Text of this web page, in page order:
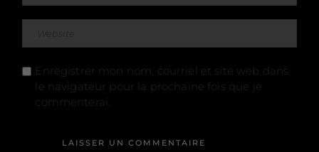
Enregistrer mon nom, courriel et site web dans
le navigateur pour la prochaine fois que je
commenterai.
LAISSER UN COMMENTAIRE